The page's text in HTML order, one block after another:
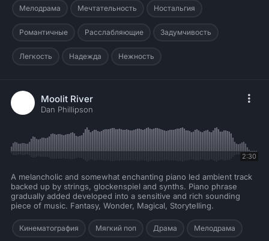
Мелодрама Мечтательность Ностальгия
Романтичные Расслабляющие Задумчивость
Легкость Надежда Нежность
Moolit River
Dan Phillipson
2:30
A melancholic and somewhat enchanting piano led ambient track
backed up by strings, glockenspiel and synths. Piano phrase
gradually added developed into a sensitive and rich sounding
piece of music. Fantasy, Wonder, Magical, Storytelling.
Кинематография Мягкий поп Драма Мелодрама